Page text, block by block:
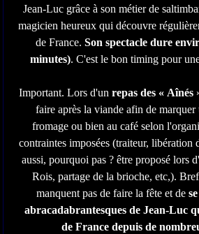
Jean-Luc grâce à son métier de
magicien heureux qui découvre
de France.Son spectacle dure
minutes). C'est le bon timing pour
Important. Lors d'unrepas des « Aînés
faire après la viande afin de marquer
fromage ou bien au café selon
contraintes imposées (traiteur, libération
aussi, pourquoi pas ? être proposé lors
Rois, partage de la brioche, etc,).
manquent pas de faire la fête et de
abracadabrantesques de Jean-Luc
de France depuis de